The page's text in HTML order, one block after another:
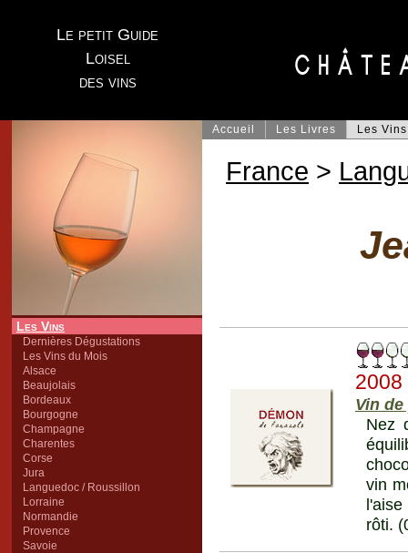
Le petit Guide
Loisel
des vins
Les Vins
Dernières Dégustations
Les Vins du Mois
Alsace
Beaujolais
Bordeaux
Bourgogne
Champagne
Charentes
Corse
Jura
Languedoc / Roussillon
Lorraine
Normandie
Provence
Savoie
Accueil Les Livres Les Vins
France >
2008
Vin
Nez
vin
rôti.